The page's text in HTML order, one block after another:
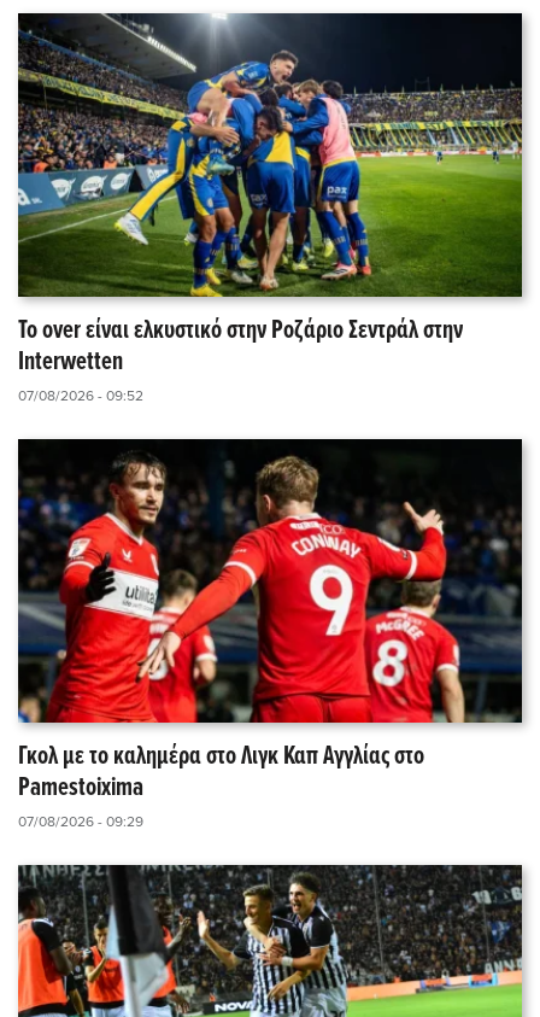
Το over είναι ελκυστικό στην Ροζάριο Σεντράλ στην
Interwetten
07/08/2026 - 09:52
Γκολ με το καλημέρα στο Λιγκ Καπ Αγγλίας στο
Pamestoixima
07/08/2026 - 09:29